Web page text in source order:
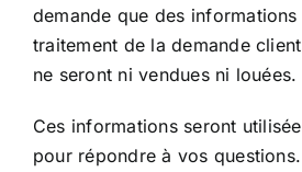
demande que des informations
traitement de la demande
ne seront ni vendues ni louées.
Ces informations seront
pour répondre à vos